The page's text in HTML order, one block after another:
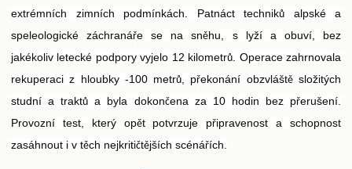
extrémních zimních podmínkách. Patnáct techniků alpské a
speleologické záchranáře se na sněhu, s lyží a obuví, bez
jakékoliv letecké podpory vyjelo 12 kilometrů. Operace zahrnovala
rekuperaci z hloubky -100 metrů, překonání obzvláštěsložitých
studní a traktů a byla dokončena za 10 hodin bez přerušení.
Provozní test, který opět potvrzuje připravenost a schopnost
zasáhnout i v těch nejkritičtějších scénářích.